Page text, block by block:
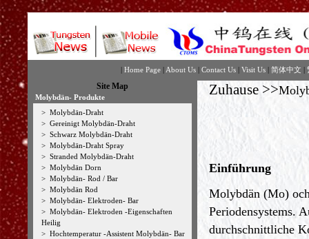
| Home Page | About Us | Contact Us | Visit Us | 简体中文 |
Site Map
Molybdän- Produkte
> Molybdän-Draht
> Gereinigt Molybdän-Draht
> Schwarz Molybdän-Draht
> Molybdän-Draht Spray
> Stranded Molybdän-Draht
> Molybdän Dorn
> Molybdän- Rod / Bar
> Molybdän Rod
> Molybdän- Elektroden- Bar
> Molybdän- Elektroden -Eigenschaften
Heilig
> Hochtemperatur -Assistent Molybdän- Bar
Zuhause >>
Einführung
Molybdän (Mo)
Periodensystems.
durchschnittliche